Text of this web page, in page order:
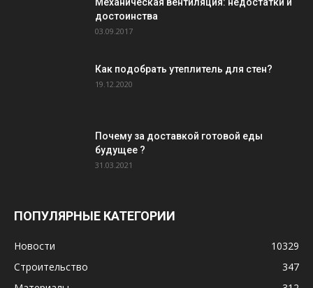
достоинства
03.09.2017
Как подобрать утеплитель для стен?
19.12.2020
Почему за доставкой готовой еды
будущее ?
31.03.2021
ПОПУЛЯРНЫЕ КАТЕГОРИИ
Новости
10329
Строительство
347